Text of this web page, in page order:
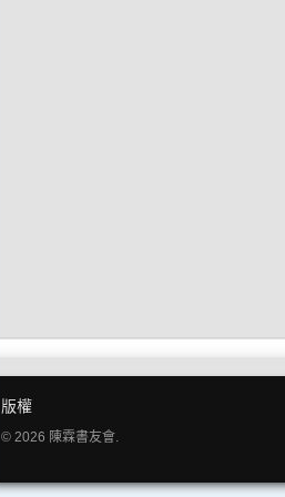
版權
© 2026 陳霖書友會.